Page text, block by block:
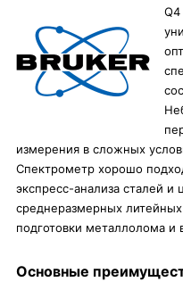
Q4
измерения в сложных
Спектрометр хорошо
экспресс-анализа сталей
среднеразмерных
подготовки металлолома и
Основные